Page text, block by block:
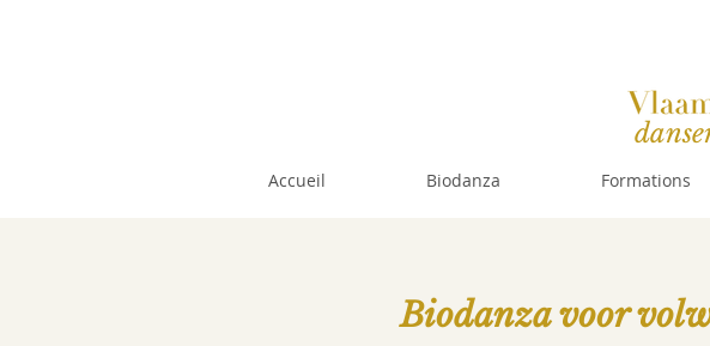
Accueil Biodanza Formations
Biodanza voor